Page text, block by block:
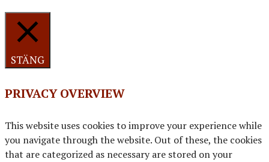
STÄNG
PRIVACY OVERVIEW
This website uses cookies to improve your experience while
you navigate through the website. Out of these, the cookies
that are categorized as necessary are stored on your